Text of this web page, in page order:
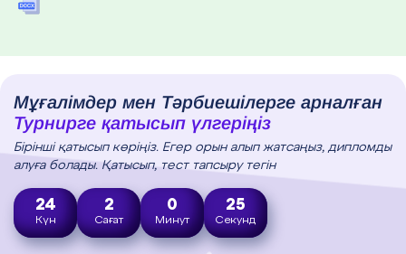
Мұғалімдер мен Тәрбиешілерге арналған
Турнирге қатысып үлгеріңіз
Бірінші қатысып көріңіз. Егер орын алып жатсаңыз, дипломды
алуға болады. Қатысып, тест тапсыру тегін
24
Күн
2
Сағат
0
Минут
24
Секунд